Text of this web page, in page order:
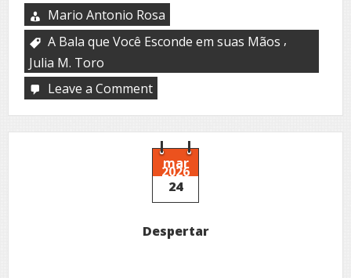
Mario Antonio Rosa
A Bala que Você Esconde em suas Mãos ,
Julia M. Toro
Leave a Commenton
M.
Toro
mar
2026
24
Despertar